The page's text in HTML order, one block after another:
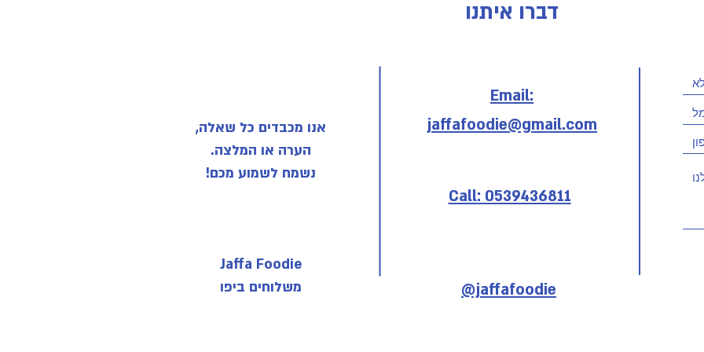
דברו איתנו
Call: 0539436811
Email:
jaffafoodie@gmail.com
אנו מכבדים כל שאלה,
הערה או המלצה.
נשמח לשמוע מכם!
Jaffa Foodie
משלוחים ביפו
@jaffafoodie